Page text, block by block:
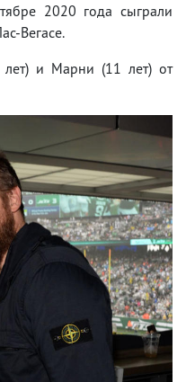
2020 года сыграли
Вегасе.
и Марни (11 лет) от